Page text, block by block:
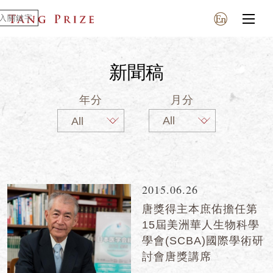
新聞稿
年分 月分
2015.06.26
唐獎得主本庶佑擔任第
15屆美洲華人生物科學
學會(SCBA)國際學術研
討會唐獎講席